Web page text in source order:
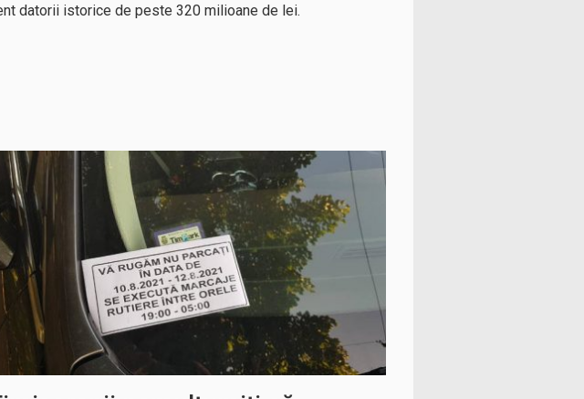
datorii istorice de peste 320 milioane de lei.